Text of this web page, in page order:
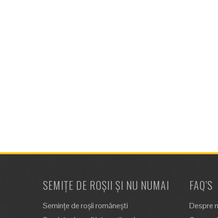
SEMIȚE DE ROȘII ȘI NU NUMAI
Semințe de roșii românești
FAQ’S
Despre